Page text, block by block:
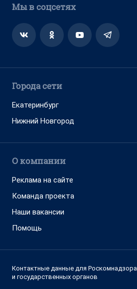
Мы в соцсетях
Города сети
Екатеринбург
Нижний Новгород
О компании
Реклама на сайте
Команда проекта
Наши вакансии
Помощь
Контактные данные для Роскомнадзора
и государственных органов